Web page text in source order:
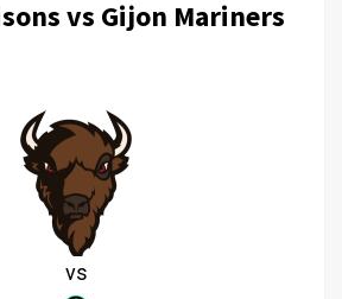
vs Gijon Mariners
vs